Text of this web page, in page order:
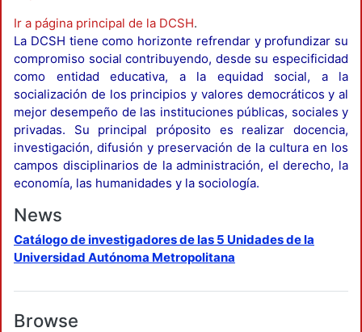
Ir a página principal de la DCSH.
La DCSH tiene como horizonte refrendar y profundizar su
compromiso social contribuyendo, desde su especificidad
como entidad educativa, a la equidad social, a la
socialización de los principios y valores democráticos y al
mejor desempeño de las instituciones públicas, sociales y
privadas. Su principal próposito es realizar docencia,
investigación, difusión y preservación de la cultura en los
campos disciplinarios de la administración, el derecho, la
economía, las humanidades y la sociología.
News
Catálogo de investigadores de las 5 Unidades de la
Universidad Autónoma Metropolitana
Browse